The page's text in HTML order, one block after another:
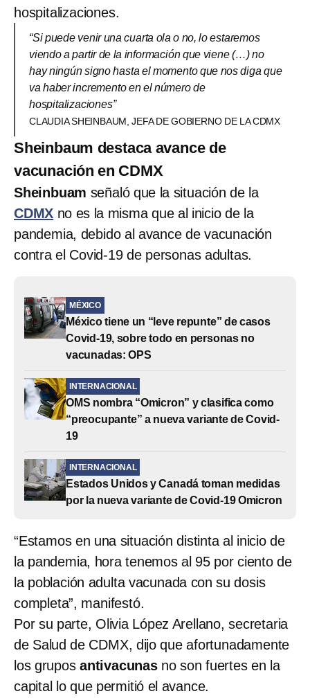
hospitalizaciones.
“Si puede venir una cuarta ola o no, lo estaremos
viendo a partir de la información que viene (…) no
hay ningún signo hasta el momento que nos diga que
va haber incremento en el número de
hospitalizaciones”
CLAUDIA SHEINBAUM, JEFA DE GOBIERNO DE LA CDMX
Sheinbaum destaca avance de
vacunación en CDMX
Sheinbuam señaló que la situación de la
CDMX no es la misma que al inicio de la
pandemia, debido al avance de vacunación
contra el Covid-19 de personas adultas.
MÉXICO
México tiene un “leve repunte” de casos
Covid-19, sobre todo en personas no
vacunadas: OPS
INTERNACIONAL
OMS nombra “Omicron” y clasifica como
“preocupante” a nueva variante de Covid-
19
INTERNACIONAL
Estados Unidos y Canadá toman medidas
por la nueva variante de Covid-19 Omicron
“Estamos en una situación distinta al inicio de
la pandemia, hora tenemos al 95 por ciento de
la población adulta vacunada con su dosis
completa”, manifestó.
Por su parte, Olivia López Arellano, secretaria
de Salud de CDMX, dijo que afortunadamente
los gruposantivacunasno son fuertes en la
capital lo que permitió el avance.